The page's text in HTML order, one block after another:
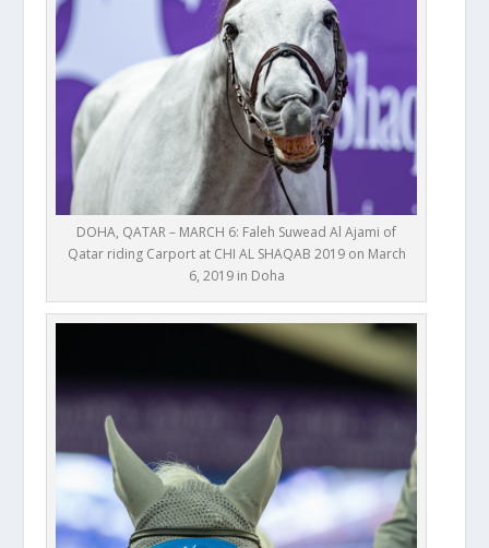
DOHA, QATAR – MARCH 6: Faleh Suwead Al Ajami of
Qatar riding Carport at CHI AL SHAQAB 2019 on March
6, 2019 in Doha